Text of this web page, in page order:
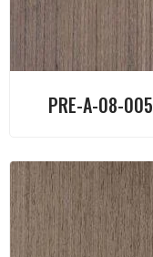
PRE-A-08-005